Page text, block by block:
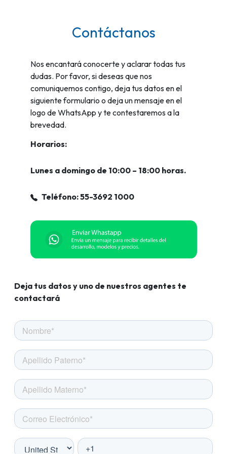
Contáctanos
Nos encantará conocerte y aclarar todas tus
dudas. Por favor, si deseas que nos
comuniquemos contigo, deja tus datos en el
siguiente formulario o deja un mensaje en el
logo de WhatsApp y te contestaremos a la
brevedad.
Horarios:
Lunes a domingo de 10:00 – 18:00 horas.
Teléfono: 55-3692 1000
Deja tus datos y uno de nuestros agentes te
contactará